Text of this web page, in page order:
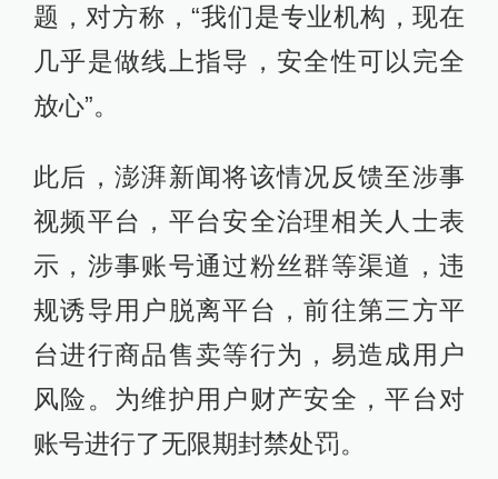
题，对方称，“我们是专业机构，现在
几乎是做线上指导，安全性可以完全
放心”。
此后，澎湃新闻将该情况反馈至涉事
视频平台，平台安全治理相关人士表
示，涉事账号通过粉丝群等渠道，违
规诱导用户脱离平台，前往第三方平
台进行商品售卖等行为，易造成用户
风险。为维护用户财产安全，平台对
账号进行了无限期封禁处罚。